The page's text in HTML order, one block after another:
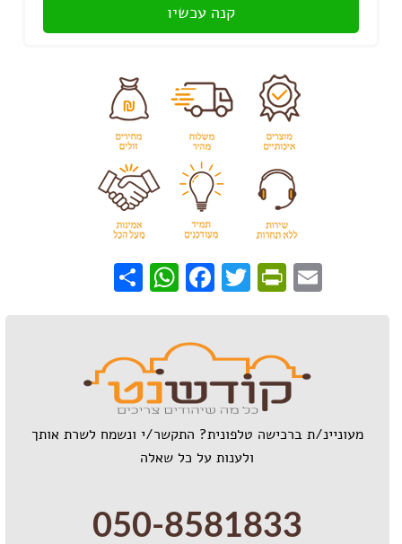
קנה עכשיו
Email
PrintFriendly
Twitter
Facebook
WhatsApp
Share
מעוניינ/ת ברכישה טלפונית? התקשר/י ונשמח לשרת אותך
ולענות על כל שאלה
050-8581833